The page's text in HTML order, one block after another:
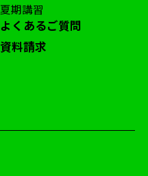
夏期講習
よくあるご質問
資料請求